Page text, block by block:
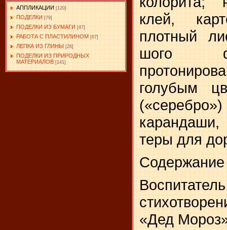
АППЛИКАЦИИ [120]
ПОДЕЛКИ [79]
ПОДЕЛКИ ИЗ БУМАГИ [47]
РАБОТА С ПЛАСТИЛИНОМ [67]
ЛЕПКА ИЗ ГЛИНЫ [26]
ПОДЕЛКИ ИЗ ПРИРОДНЫХ
МАТЕРИАЛОВ [141]
клей,
плотный
шого
голубым
теры для
Содержание
«Дед